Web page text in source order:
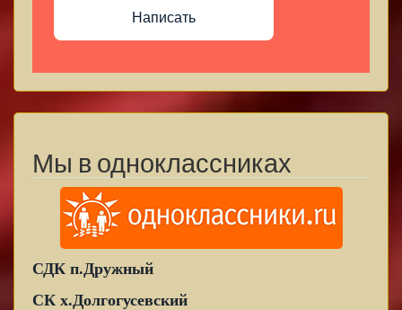
Написать
Мы в одноклассниках
СДК п.Дружный
СК х.Долгогусевский